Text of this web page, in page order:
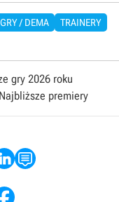
GRY / DEMA
TRAINERY
gry 2026 roku
Najbliższe premiery